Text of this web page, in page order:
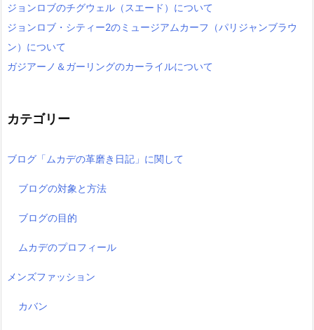
ジョンロブのチグウェル（スエード）について
ジョンロブ・シティー2のミュージアムカーフ（パリジャンブラウ
ン）について
ガジアーノ＆ガーリングのカーライルについて
カテゴリー
ブログ「ムカデの革磨き日記」に関して
ブログの対象と方法
ブログの目的
ムカデのプロフィール
メンズファッション
カバン